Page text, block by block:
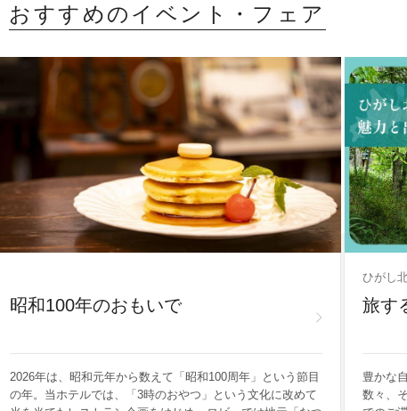
おすすめのイベント・フェア
昭和100年のおもいで
2026年は、昭和元年から数えて「昭和100周年」という節目
の年。当ホテルでは、「3時のおやつ」という文化に改めて
ひがし
旅す
豊かな
数々、